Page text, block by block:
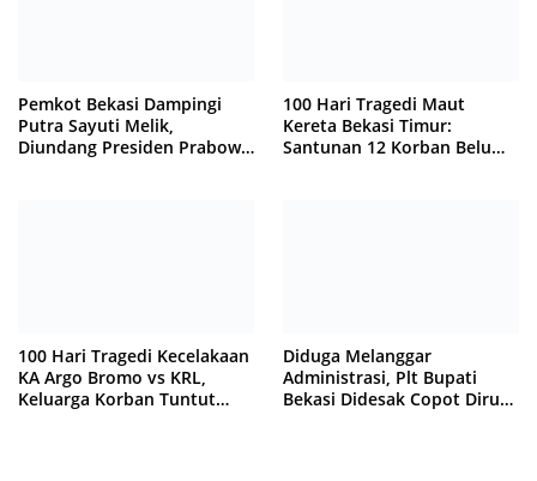
Pemkot Bekasi Dampingi
Putra Sayuti Melik,
Diundang Presiden Prabowo
100 Hari Tragedi Maut
Kereta Bekasi Timur:
Santunan 12 Korban Belum
100 Hari Tragedi Kecelakaan
KA Argo Bromo vs KRL,
Keluarga Korban Tuntut
Diduga Melanggar
Administrasi, Plt Bupati
Bekasi Didesak Copot Dirum